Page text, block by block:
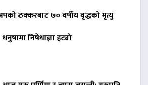
ठक्करबाट ७० वर्षीय वृद्धको मृत्यु
धनुषामा निषेधाज्ञा हट्यो